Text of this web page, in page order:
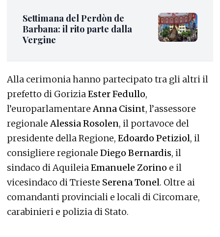
Settimana del Perdòn de
Barbana: il rito parte dalla
Vergine
Alla cerimonia hanno partecipato tra gli altri il
prefetto di GoriziaEster Fedullo,
l’europarlamentareAnna Cisint, l’assessore
regionaleAlessia Rosolen, il portavoce del
presidente della Regione, Edoardo Petiziol, il
consigliere regionale Diego Bernardis, il
sindaco di AquileiaEmanuele Zorino e il
vicesindaco di Trieste Serena Tonel. Oltre ai
comandanti provinciali e locali di Circomare,
carabinieri e polizia di Stato.